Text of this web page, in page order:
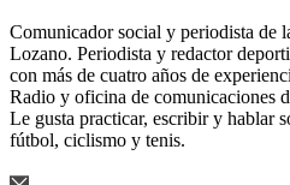
Comunicador social y periodista de
Lozano. Periodista y redactor
con más de cuatro años de
Radio y oficina de comunicaciones
Le gusta practicar, escribir y hablar
fútbol, ciclismo y tenis.